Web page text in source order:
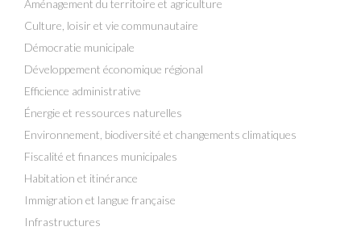
Aménagement du territoire et agriculture
Culture, loisir et vie communautaire
Démocratie municipale
Développement économique régional
Efficience administrative
Énergie et ressources naturelles
Environnement, biodiversité et changements climatiques
Fiscalité et finances municipales
Habitation et itinérance
Immigration et langue française
Infrastructures